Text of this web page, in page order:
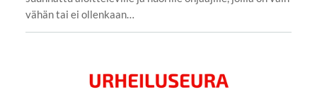
vähän tai ei ollenkaan…